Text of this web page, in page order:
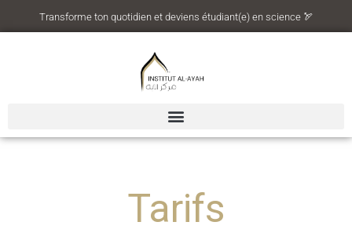
Transforme ton quotidien et deviens étudiant(e) en science 🏹
Tarifs